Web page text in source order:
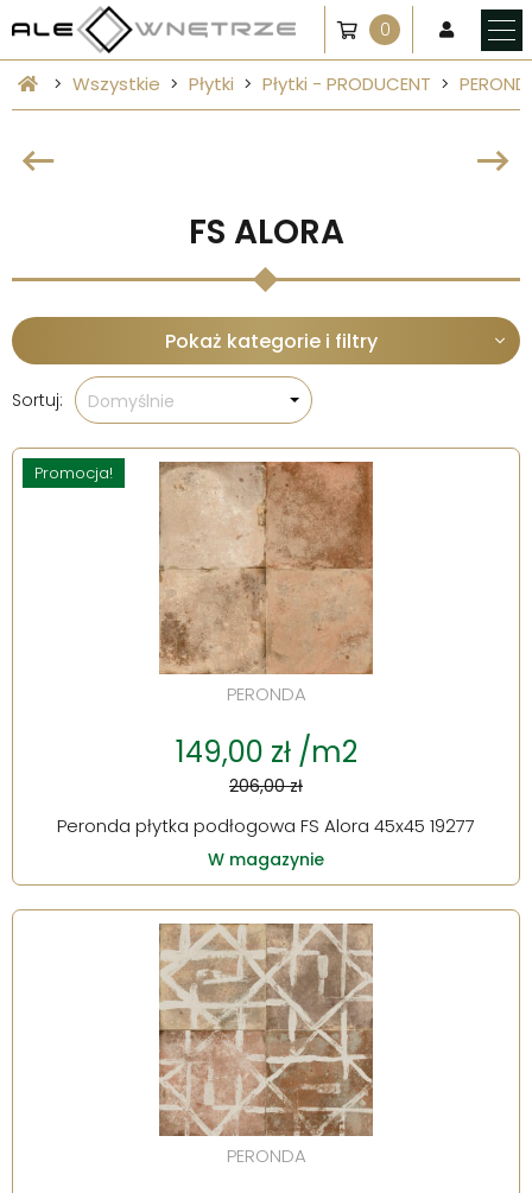
0
Wszystkie Płytki Płytki - PRODUCENT
FS ALORA
Pokaż kategorie i filtry
Sortuj: Domyślnie
Promocja!
PERONDA
149,00 zł /m2
206,00 zł
Peronda płytka podłogowa FS Alora 45x45 19277
W magazynie
PERONDA